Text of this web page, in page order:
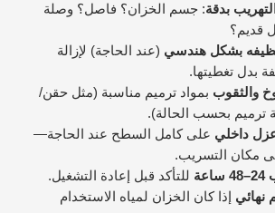
بدقة: جسم الخزان؟ فاصل؟ وصلة
قديم؟
بشكل هندسي (عند الحاجة) لإزالة
بدل تغطيتها.
والثقوب بمواد ترميم مناسبة (مثل حقن/
ترميم بحسب الحالة).
داخلي على كامل السطح عند الحاجة—
مكان التسريب.
للتأكد قبل إعادة التشغيل.
نهائي إذا كان الخزان لمياه الاستخدام